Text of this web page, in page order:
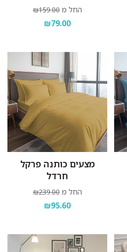
החל מ ₪159.00
₪79.00
מצעים כותנה פרקל
חרדל
החל מ ₪239.00
₪95.60